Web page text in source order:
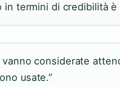
in termini di credibilità è
vanno considerate
usate.”